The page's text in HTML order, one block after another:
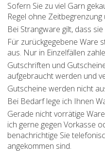
Sofern Sie zu viel Garn
Regel ohne
Bei Strangware gilt, dass
Für zurückgegebene Ware
aus. Nur in Einzelfällen
Gutschriften und
aufgebraucht werden und
Gutscheine werden nicht
Bei Bedarf lege ich Ihnen
Gerade nicht vorrätige
ich gerne gegen Vorkasse
benachrichtige Sie
angekommen sind.